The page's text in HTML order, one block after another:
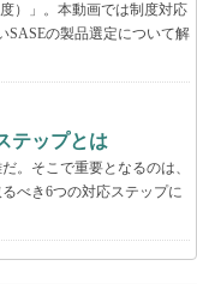
）」。本動画では制度対応
SASEの製品選定について解
テップとは
。そこで重要となるのは、
べき6つの対応ステップに